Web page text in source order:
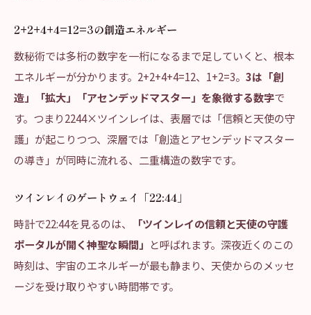
2+2+4+4=12=3の創造エネルギー
数秘術では多桁の数字を一桁になるまで足していくと、根本
エネルギーが分かります。2+2+4+4=12、1+2=3。 3は「創
造」「拡大」「アセンデッドマスター」を象徴する数字で
す。つまり2244×ツインレイは、表層では「信頼と天使の守
護」が起こりつつ、深層では「創造とアセンデッドマスター
の導き」が同時に流れる、二重構造の数字です。
ツインレイのゲートウェイ「22:44」
時計で22:44を見るのは、
「ツインレイの信頼と天使の守護
ポータルが開く神聖な瞬間」 と呼ばれます。深夜近くのこの
時刻は、宇宙のエネルギーが最も静まり、天使からのメッセ
ージを受け取りやすい時間帯です。